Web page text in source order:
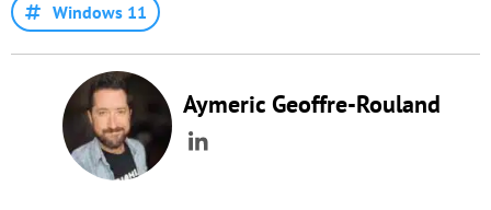
Windows 11
Aymeric Geoffre-Rouland
LinkedIn